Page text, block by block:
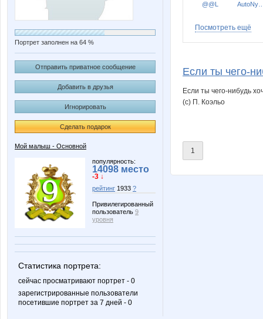
Портрет заполнен на 64 %
Отправить приватное сообщение
Добавить в друзья
Игнорировать
Сделать подарок
Мой малыш - Основной
популярность:
14098 место
-3 ↓
рейтинг 1933 ?
Привилегированный
пользователь 9
уровня
Статистика портрета:
сейчас просматривают портрет - 0
зарегистрированные пользователи
посетившие портрет за 7 дней - 0
@@L
Посмотреть ещё
Если ты чего-
Если ты чего-нибудь
(с) П. Коэльо
1